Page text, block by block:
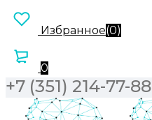
Избранное(0)
0
+7 (351) 214-77-88